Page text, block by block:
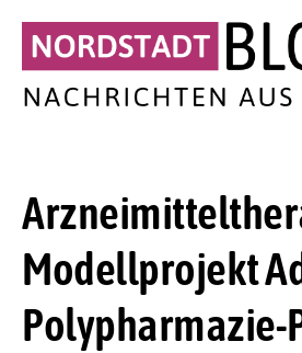
Modellprojekt
Polypharmazie-